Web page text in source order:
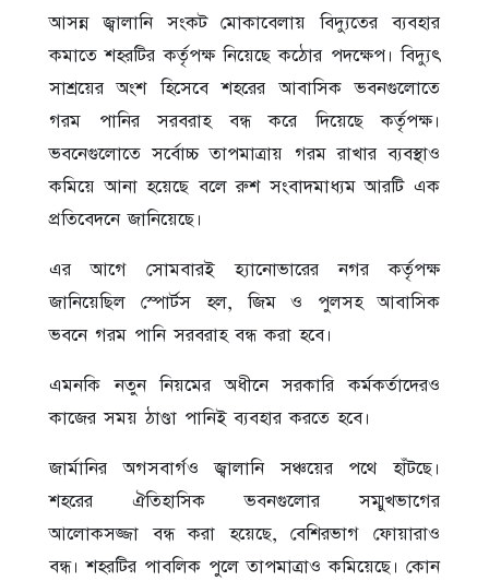
আসন্ন জ্বালানি সংকট মোকাবেলায় বিদ্যুতের ব্যবহার
কমাতে শহরটির কর্তৃপক্ষ নিয়েছে কঠোর পদক্ষেপ। বিদ্যুৎ
সাশ্রয়ের অংশ হিসেবে শহরের আবাসিক ভবনগুলোতে
গরম পানির সরবরাহ বন্ধ করে দিয়েছে কর্তৃপক্ষ।
ভবনেগুলোতে সর্বোচ্চ তাপমাত্রায় গরম রাখার ব্যবস্থাও
কমিয়ে আনা হয়েছে বলে রুশ সংবাদমাধ্যম আরটি এক
প্রতিবেদনে জানিয়েছে।
এর আগে সোমবারই হ্যানোভারের নগর কর্তৃপক্ষ
জানিয়েছিল স্পোর্টস হল, জিম ও পুলসহ আবাসিক
ভবনে গরম পানি সরবরাহ বন্ধ করা হবে।
এমনকি নতুন নিয়মের অধীনে সরকারি কর্মকর্তাদেরও
কাজের সময় ঠাণ্ডা পানিই ব্যবহার করতে হবে।
জার্মানির অগসবার্গও জ্বালানি সঞ্চয়ের পথে হাঁটছে।
শহরের ঐতিহাসিক ভবনগুলোর সম্মুখভাগের
আলোকসজ্জা বন্ধ করা হয়েছে, বেশিরভাগ ফোয়ারাও
বন্ধ। শহরটির পাবলিক পুলে তাপমাত্রাও কমিয়েছে। কোন